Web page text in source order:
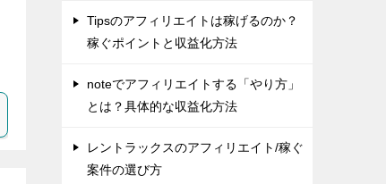
Tipsのアフィリエイトは稼げるのか？
稼ぐポイントと収益化方法
noteでアフィリエイトする「やり方」
とは？具体的な収益化方法
レントラックスのアフィリエイト/稼ぐ
案件の選び方